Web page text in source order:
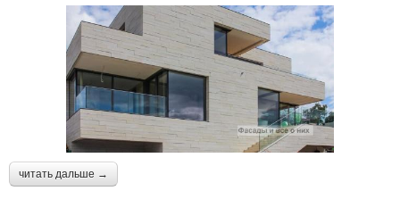
читать дальше →